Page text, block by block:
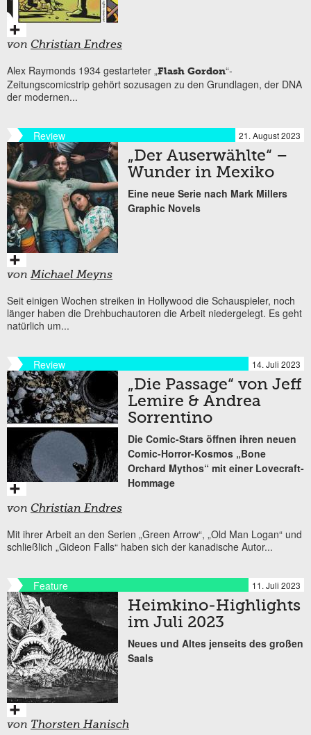
von Christian Endres
Alex Raymonds 1934 gestarteter „Flash Gordon“-
Zeitungscomicstrip gehört sozusagen zu den Grundlagen, der DNA
der modernen...
Review 21. August 2023
„Der Auserwählte“ –
Wunder in Mexiko
Eine neue Serie nach Mark Millers
Graphic Novels
vonMichael Meyns
Seit einigen Wochen streiken in Hollywood die Schauspieler, noch
länger haben die Drehbuchautoren die Arbeit niedergelegt. Es geht
natürlich um...
Review 14. Juli 2023
„Die Passage“ von Jeff
Lemire & Andrea
Sorrentino
Die Comic-Stars öffnen ihren neuen
Comic-Horror-Kosmos „Bone
Orchard Mythos“ mit einer Lovecraft-
Hommage
von Christian Endres
Mit ihrer Arbeit an den Serien „Green Arrow“, „Old Man Logan“ und
schließlich „Gideon Falls“ haben sich der kanadische Autor...
Feature 11. Juli 2023
Heimkino-Highlights
im Juli 2023
Neues und Altes jenseits des großen
Saals
von Thorsten Hanisch